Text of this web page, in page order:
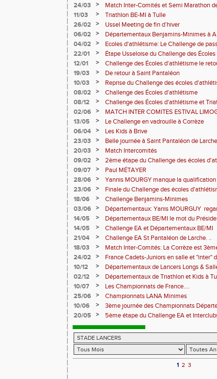
24/03
>
Match Inter-Comités et Semi Marathon
11/03
>
Triathlon BE-MI à Tulle
26/02
>
Ussel Meeting de fin d’hiver
06/02
>
Départementaux Benjamins-Minimes à
04/02
>
Ecoles d'athlétisme: Le Challenge de
22/01
>
Étape Usseloise du Challenge des
12/01
>
Challenge des Écoles d'athlétisme le
19/03
>
De retour à Saint Pantaléon
10/03
>
Reprise du Challenge des écoles
08/02
>
Challenge des Écoles d'athlétisme
08/12
>
Challenge des Écoles d'athlétisme et
02/06
>
MATCH INTER COMITES ESTIVAL
13/05
>
Le Challenge en vadrouille à Corrèze
06/04
>
Les Kids à Brive
23/03
>
Belle journée à Saint Pantaléon de Larche
20/03
>
Match Intercomités
09/02
>
2ème étape du Challenge des écoles
09/07
>
Paul MÉTAYER
28/06
>
Yannis MOURGY manque la
23/06
>
Finale du Challenge des écoles
18/06
>
Challenge Benjamins-Minimes
03/06
>
Départementaux: Yanis MOURGUY
14/05
>
Départementaux BE/MI le mot du
14/05
>
Challenge EA et Départementaux BE/MI
21/04
>
Challenge EA St Pantaléon de Larche. ..
18/03
>
Match Inter-Comités: La Corrèze est
la hauteur !
24/02 >
France Cadets-Juniors en salle et "inter"
10/12
>
Départementaux de Lancers Longs &
02/12
>
Départementaux de Triathlon et Kids à
10/07
>
Les Championnats de France....
25/06
>
Championnats LANA Minimes
10/06
>
3ème journée des Championnats
Championnats de Territoire BE/MI
20/05 > 5ème étape du Challenge EA et
1 2 3